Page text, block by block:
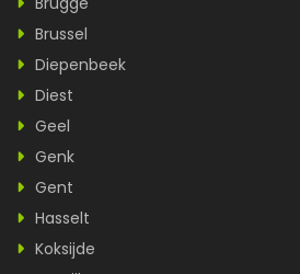
Brussel
Diepenbeek
Diest
Geel
Genk
Gent
Hasselt
Koksijde